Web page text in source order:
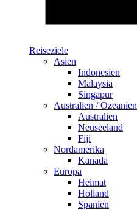
Reiseziele
Asien
Indonesien
Malaysia
Singapur
Australien / Ozeanien
Australien
Neuseeland
Fiji
Nordamerika
Kanada
Europa
Heimat
Holland
Spanien